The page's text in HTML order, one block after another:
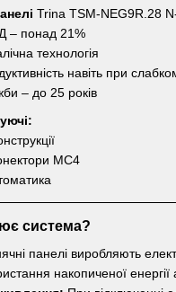
Trina TSM-NEG9R.28
– понад 21%
технологія
навіть при
– до 25 років
MC4
система?
панелі виробляють
накопиченої енергії